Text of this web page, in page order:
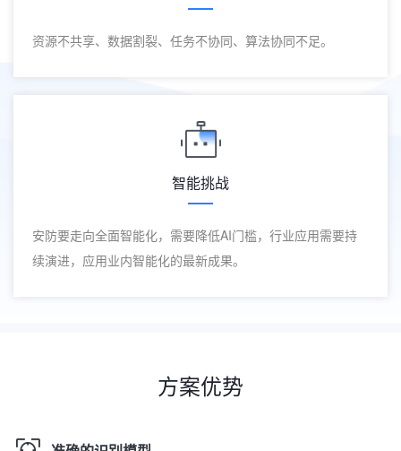
资源不共享、数据割裂、任务不协同、算法协同不足。
智能挑战
安防要走向全面智能化，需要降低AI门槛，行业应用需要持
续演进，应用业内智能化的最新成果。
方案优势